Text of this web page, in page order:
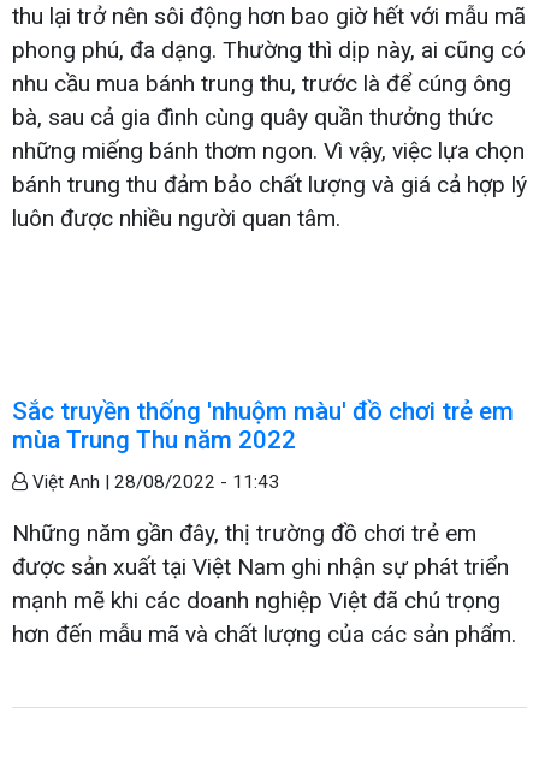
thu lại trở nên sôi động hơn bao giờ hết với mẫu mã
phong phú, đa dạng. Thường thì dịp này, ai cũng có
nhu cầu mua bánh trung thu, trước là để cúng ông
bà, sau cả gia đình cùng quây quần thưởng thức
những miếng bánh thơm ngon. Vì vậy, việc lựa chọn
bánh trung thu đảm bảo chất lượng và giá cả hợp lý
luôn được nhiều người quan tâm.
Sắc truyền thống 'nhuộm màu' đồ chơi trẻ em
mùa Trung Thu năm 2022
Việt Anh | 28/08/2022 - 11:43
Những năm gần đây, thị trường đồ chơi trẻ em
được sản xuất tại Việt Nam ghi nhận sự phát triển
mạnh mẽ khi các doanh nghiệp Việt đã chú trọng
hơn đến mẫu mã và chất lượng của các sản phẩm.